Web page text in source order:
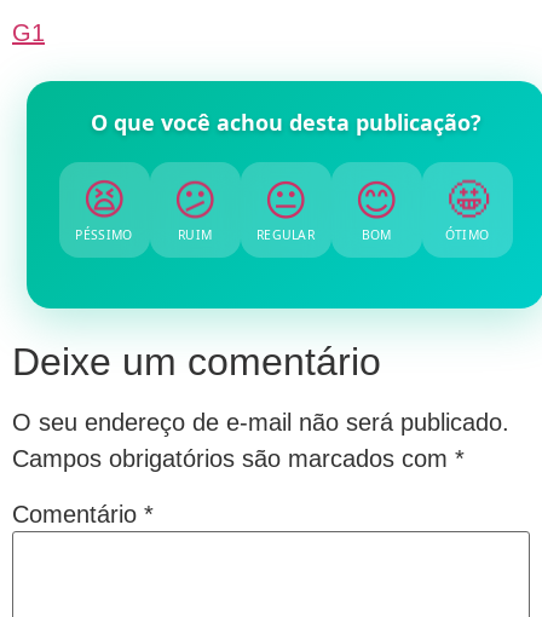
G1
O que você achou desta publicação?
😫
PÉSSIMO
😕
RUIM
😐
REGULAR
😊
BOM
🤩
ÓTIMO
Deixe um comentário
O seu endereço de e-mail não será publicado.
Campos obrigatórios são marcados com *
Comentário *